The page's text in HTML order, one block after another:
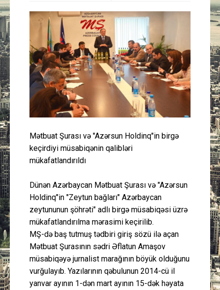
Mədəniyyət
Müsahibə
İdman
Layihə
Cəmiyyət
Peşə etikası
Əlaqə
Mətbuat Şurası və "Azərsun Holdinq"in birgə
keçirdiyi müsabiqənin qalibləri
mükafatlandırıldı
Dünən Azərbaycan Mətbuat Şurası və "Azərsun
Holdinq"in "Zeytun bağları" Azərbaycan
zeytununun şöhrəti" adlı birgə müsabiqəsi üzrə
mükafatlandırılma mərasimi keçirilib.
MŞ-də baş tutmuş tədbiri giriş sözü ilə açan
Mətbuat Şurasının sədri Əflatun Amaşov
müsabiqəyə jurnalist marağının böyük olduğunu
vurğulayıb. Yazılarının qəbulunun 2014-cü il
yanvar ayının 1-dən mart ayının 15-dək həyata